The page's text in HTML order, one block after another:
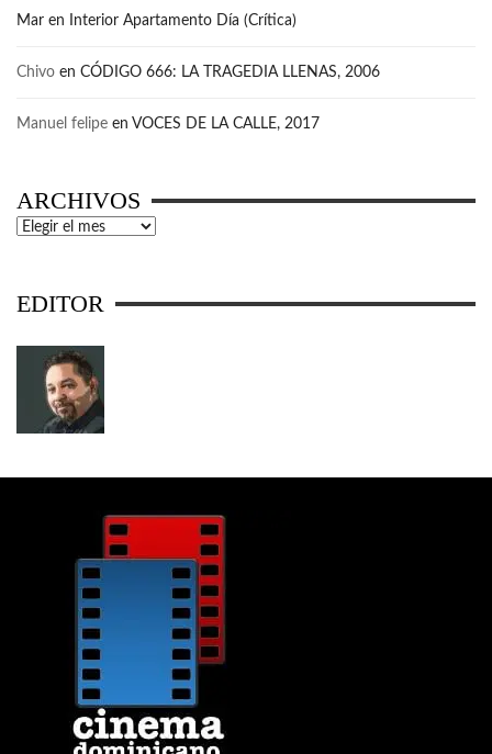
Mar en Interior Apartamento Día (Crítica)
Chivo en CÓDIGO 666: LA TRAGEDIA LLENAS, 2006
Manuel felipe en VOCES DE LA CALLE, 2017
ARCHIVOS
Archivos
EDITOR